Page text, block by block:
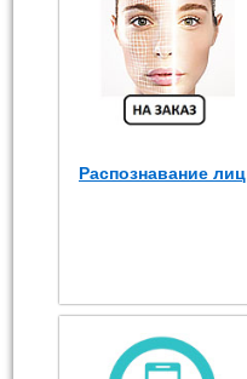
Распознавание лиц